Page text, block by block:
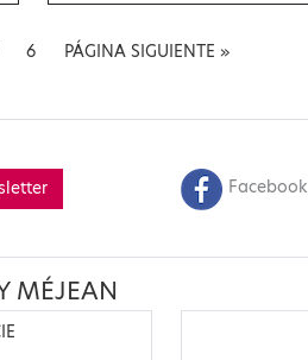
6 PÁGINA SIGUIENTE »
Facebook
MÉJEAN